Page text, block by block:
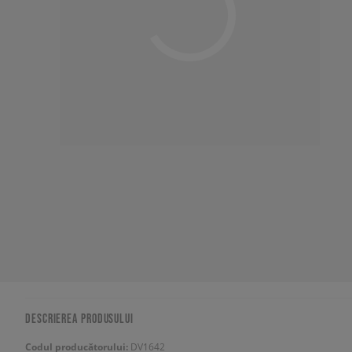
DESCRIEREA PRODUSULUI
Codul producătorului: DV1642